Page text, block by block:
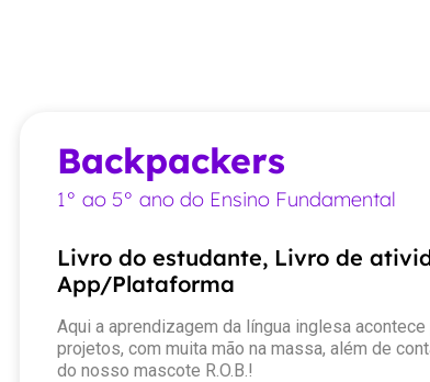
Backpackers
1° ao 5° ano do Ensino Fundamental
Livro do estudante, Livro de
App/Plataforma
Aqui a aprendizagem da língua inglesa
projetos, com muita mão na massa, além de
do nosso mascote R.O.B.!